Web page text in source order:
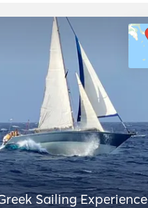
Sailing Experience